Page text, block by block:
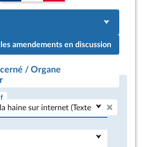
amendements en discussion
/ Organe